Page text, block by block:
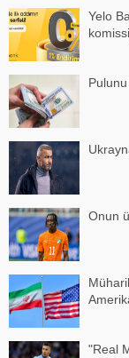
Yelo
Onun
"Real